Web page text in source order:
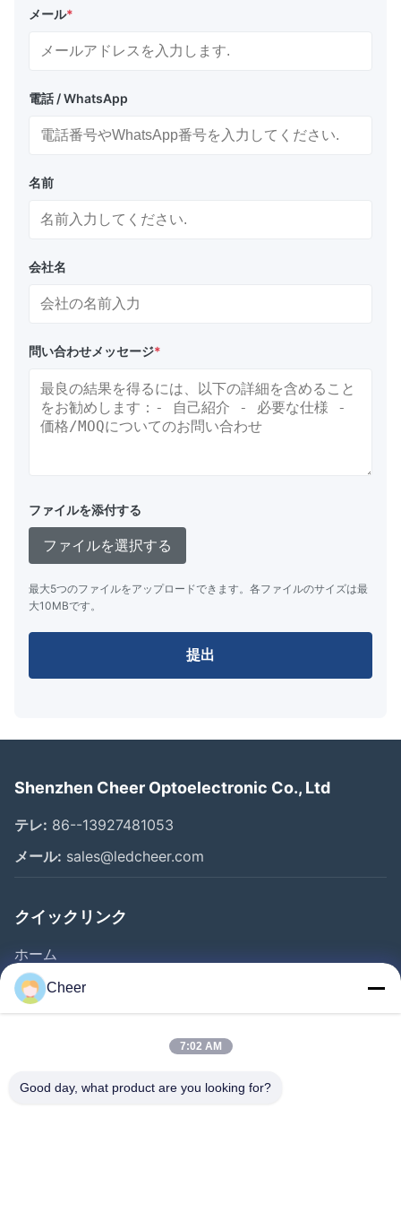
メール*
電話 / WhatsApp
名前
会社名
問い合わせメッセージ*
ファイルを添付する
ファイルを選択する
最大5つのファイルをアップロードできます。各ファイルのサイズは最
大10MBです。
提出
Shenzhen Cheer Optoelectronic Co., Ltd
テレ: 86--13927481053
メール: sales@ledcheer.com
クイックリンク
ホーム
製品
企業情報
品質管理
Cheer
7:02 AM
Good day, what product are you looking for?